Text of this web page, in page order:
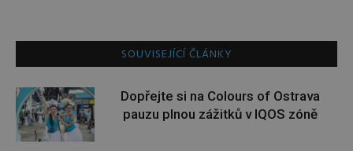
SOUVISEJÍCÍ ČLÁNKY
Dopřejte si na Colours of Ostrava
pauzu plnou zážitků v IQOS zóně